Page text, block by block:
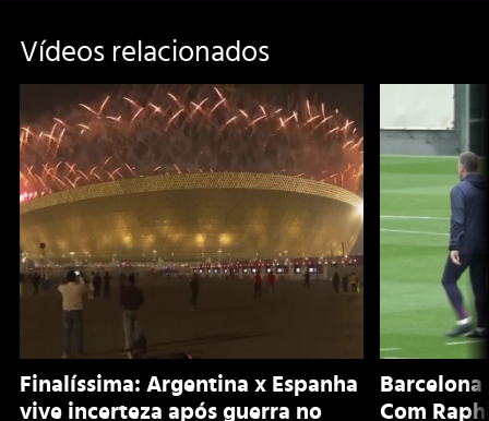
Vídeos relacionados
Finalíssima: Argentina x Espanha
vive incerteza após guerra no
Com